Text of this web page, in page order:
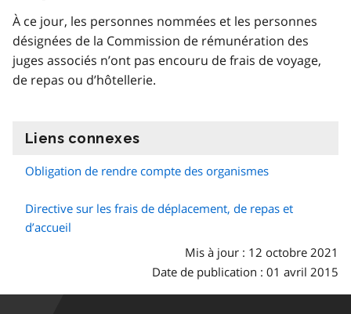
À ce jour, les personnes nommées et les personnes
désignées de la Commission de rémunération des
juges associés n’ont pas encouru de frais de voyage,
de repas ou d’hôtellerie.
Liens connexes
Obligation de rendre compte des organismes
Directive sur les frais de déplacement, de repas et
d’accueil
Mis à jour : 12 octobre 2021
Date de publication : 01 avril 2015